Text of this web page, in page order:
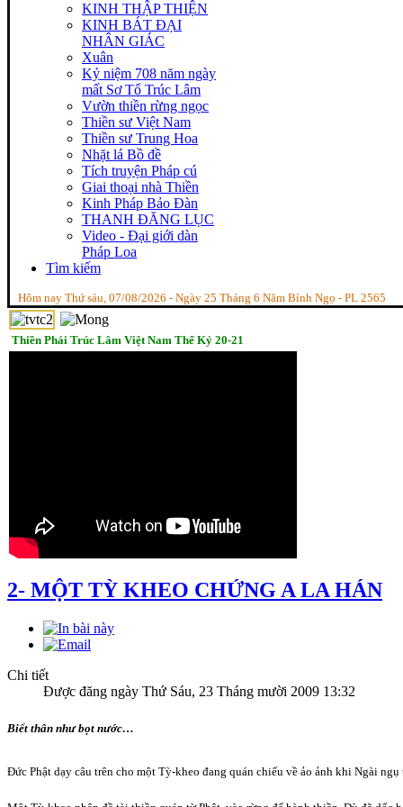
KINH THẬP THIỆN
KINH BÁT ĐẠI
NHÂN GIÁC
Xuân
Kỷ niệm 708 năm ngày
mất Sơ Tổ Trúc Lâm
Vườn thiền rừng ngọc
Thiền sư Việt Nam
Thiền sư Trung Hoa
Nhặt lá Bồ đề
Tích truyện Pháp cú
Giai thoại nhà Thiền
Kinh Pháp Bảo Đàn
THANH ĐĂNG LỤC
Video - Đại giới dàn
Pháp Loa
Tìm kiếm
Hôm nay Thứ sáu, 07/08/2026 - Ngày 25 Tháng 6 Năm Bính Ngọ - PL 2565
Thiền Phái Trúc Lâm Việt Nam Thế Kỷ 20-21
2- MỘT TỲ KHEO CHỨNG A LA HÁN
Chi tiết
Được đăng ngày Thứ Sáu, 23 Tháng mười 2009 13:32
Biết thân như bọt nước…
Đức Phật dạy câu trên cho một Tỳ-kheo đang quán chiếu về ảo ảnh khi Ngài ngụ